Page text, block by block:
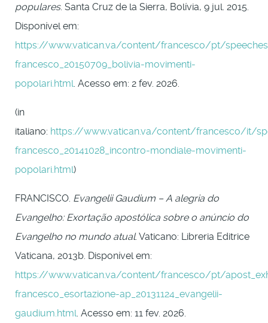
populares. Santa Cruz de la Sierra, Bolívia, 9 jul. 2015.
Disponível em:
https://www.vatican.va/content/francesco/pt/
francesco_20150709_bolivia-movimenti-
popolari.html. Acesso em: 2 fev. 2026.
(in
italiano: https://www.vatican.va/content/francesco/it/
francesco_20141028_incontro-mondiale-movimenti-
popolari.html)
FRANCISCO. Evangelii Gaudium – A alegria do
Evangelho: Exortação apostólica sobre o anúncio do
Evangelho no mundo atual. Vaticano: Libreria Editrice
Vaticana, 2013b. Disponível em:
https://www.vatican.va/content/francesco/pt/
francesco_esortazione-ap_20131124_evangelii-
gaudium.html. Acesso em: 11 fev. 2026.